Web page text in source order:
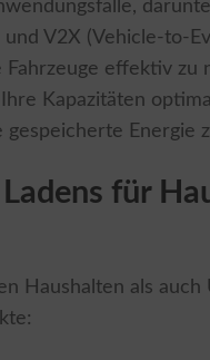
V2X (Vehicle-to-
Fahrzeuge effektiv zu
Kapazitäten
Energie
für
Haushalten als